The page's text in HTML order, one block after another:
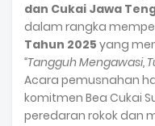
dan Cukai Jawa
dalam rangka
Tahun 2025 yang
“Tangguh Mengawasi,
Acara pemusnahan
komitmen Bea Cukai
peredaran rokok dan